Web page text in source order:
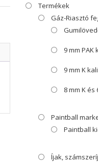
Termékek
Gáz-Riasztó
9 mm
9 mm K
8 mm K
Paintball
Paintball
Íjak,